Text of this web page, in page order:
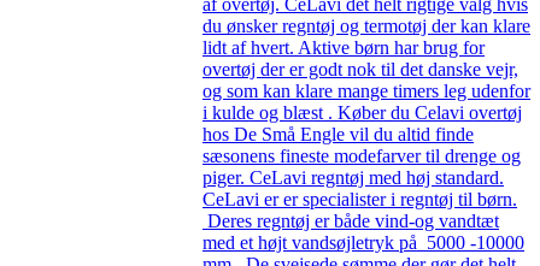
du ønsker regntøj og termotøj der kan klare
lidt af hvert. Aktive børn har brug for
overtøj der er godt nok til det danske vejr,
og som kan klare mange timers leg udenfor
i kulde og blæst . Køber du Celavi overtøj
hos De Små Engle vil du altid finde
sæsonens fineste modefarver til drenge og
piger. CeLavi regntøj med høj standard.
CeLavi er er specialister i regntøj til børn.
Deres regntøj er både vind-og vandtæt
med et højt vandsøjletryk på 5000 -10000